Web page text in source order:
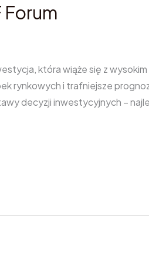
która wiąże się z
rynkowych i trafniejsze
decyzji inwestycyjnych –